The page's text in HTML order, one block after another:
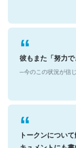
彼もまた「努力
─今のこの状況が信
トークンについ
キュメントにも